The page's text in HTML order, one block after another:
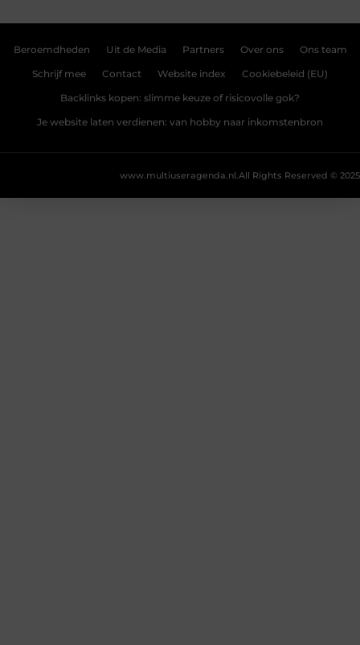
Beroemdheden Uit de Media Partners Over ons Ons team
Schrijf mee Contact Website index Cookiebeleid (EU)
Backlinks kopen: slimme keuze of risicovolle gok?
Je website laten verdienen: van hobby naar inkomstenbron
All Rights Reserved © 2025
www.multiuseragenda.nl.